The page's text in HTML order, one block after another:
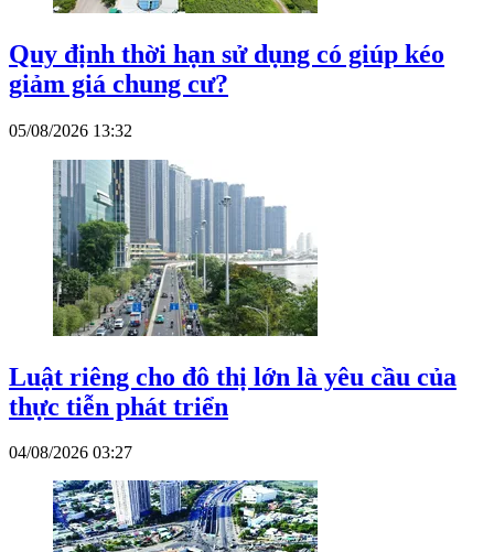
Quy định thời hạn sử dụng có giúp kéo
giảm giá chung cư?
05/08/2026 13:32
Luật riêng cho đô thị lớn là yêu cầu của
thực tiễn phát triển
04/08/2026 03:27